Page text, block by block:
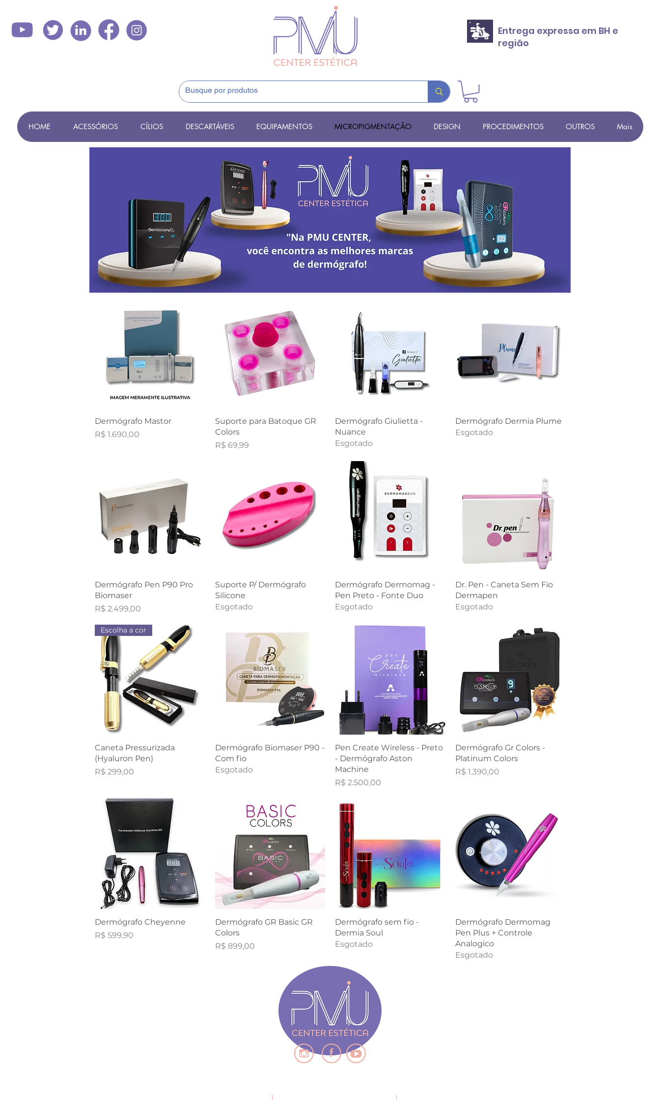
Entrega expressa em BH e
região
HOME ACESSÓRIOS CÍLIOS DESCARTÁVEIS EQUIPAMENTOS MICROPIGMENTAÇÃO DESIGN PROCEDIMENTOS OUTROS Mais
Visualização rápida
Dermógrafo Mastor
Preço
R$ 1.690,00
Visualização rápida
Suporte para Batoque GR
Colors
Preço
R$ 69,99
Visualização rápida
Dermógrafo Giulietta -
Nuance
Esgotado
Visualização rápida
Dermógrafo Dermia Plume
Esgotado
Visualização rápida
Dermógrafo Pen P90 Pro
Biomaser
Preço
R$ 2.499,00
Visualização rápida
Suporte P/ Dermógrafo
Silicone
Esgotado
Visualização rápida
Dermógrafo Dermomag -
Pen Preto - Fonte Duo
Esgotado
Visualização rápida
Dr. Pen - Caneta Sem Fio
Dermapen
Esgotado
Visualização rápida
Escolha a cor
Caneta Pressurizada
(Hyaluron Pen)
Preço
R$ 299,00
Visualização rápida
Dermógrafo Biomaser P90 -
Com fio
Esgotado
Visualização rápida
Pen Create Wireless - Preto
- Dermógrafo Aston
Machine
Preço
R$ 2.500,00
Visualização rápida
Dermógrafo Gr Colors -
Platinum Colors
Preço
R$ 1.390,00
Visualização rápida
Dermógrafo Cheyenne
Preço
R$ 599,90
Visualização rápida
Dermógrafo GR Basic GR
Colors
Preço
R$ 899,00
Visualização rápida
Dermógrafo sem fio -
Dermia Soul
Esgotado
Visualização rápida
Dermógrafo Dermomag
Pen Plus + Controle
Analogico
Esgotado